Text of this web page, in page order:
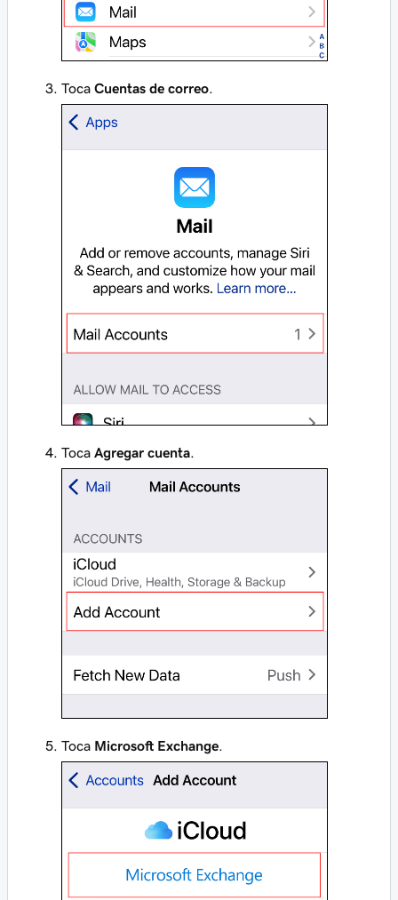
Toca Cuentas de correo.
Toca Agregar cuenta
Toca Microsoft Exchange.